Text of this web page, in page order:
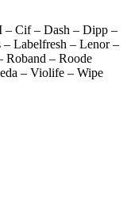
– Cif – Dash – Dipp –
Labelfresh – Lenor –
Roband – Roode
– Violife – Wipe